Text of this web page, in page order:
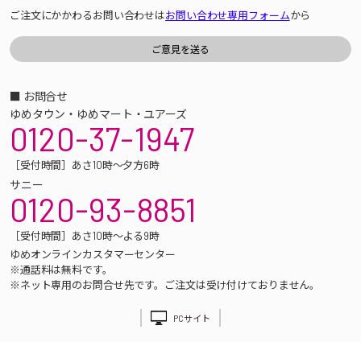
ご注文にかかわるお問い合わせはお問い合わせ専用フォームから
■ お問合せ
ゆめタウン・ゆめマート・ユアーズ
0120-37-1947
［受付時間］あさ10時～夕方6時
サニー
0120-93-8851
［受付時間］あさ10時～よる9時
ゆめオンラインカスタマーセンター
※通話料は無料です。
※ネット専用のお問合せ先です。ご注文は受け付けておりません。
PCサイト